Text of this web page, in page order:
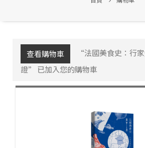
查看購物車
“法國美食史：行
證” 已加入您的購物車